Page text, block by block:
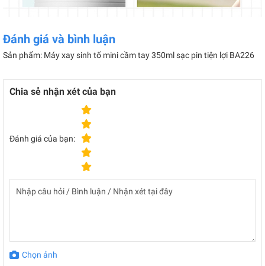
Đánh giá và bình luận
Sản phẩm: Máy xay sinh tố mini cầm tay 350ml sạc pin tiện lợi BA226
Chia sẻ nhận xét của bạn
Đánh giá của bạn:
Chọn ảnh